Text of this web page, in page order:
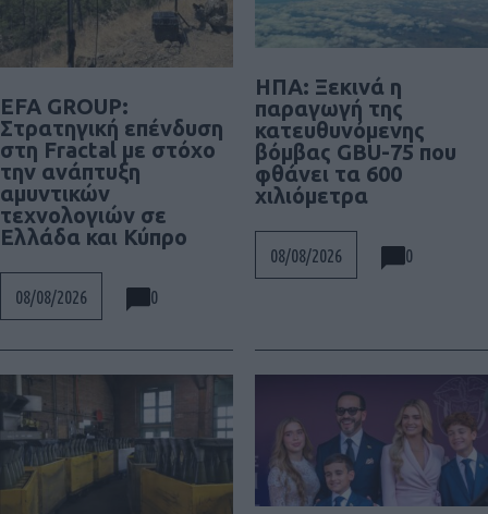
EFA GROUP:
Στρατηγική επένδυση
στη Fractal με στόχο
την ανάπτυξη
αμυντικών
τεχνολογιών σε
Ελλάδα και Κύπρο
08/08/2026 0
ΗΠΑ: Ξεκινά η
παραγωγή της
κατευθυνόμενης
βόμβας GBU-75 που
φθάνει τα 600
χιλιόμετρα
08/08/2026 0